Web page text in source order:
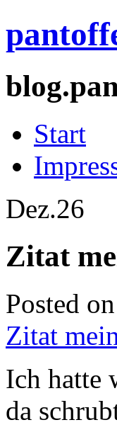
Start
Dez.26
Zitat
Posted on
Zitat
Ich hatte
da